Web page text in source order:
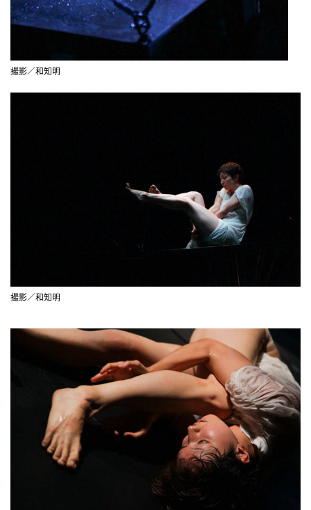
撮影／和知明
撮影／和知明